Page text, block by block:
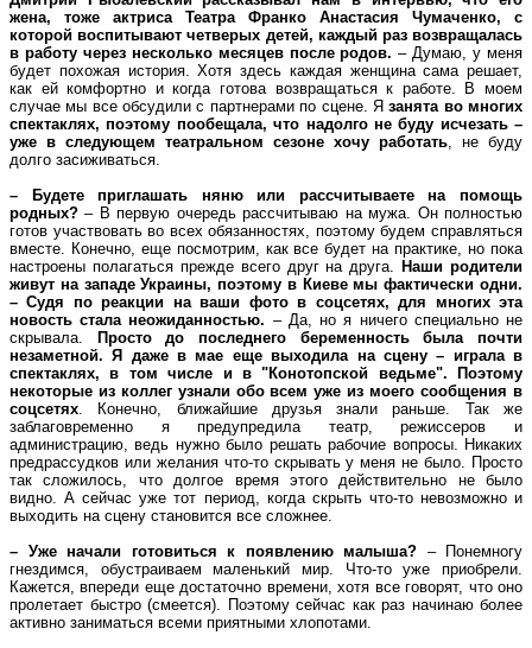
жена, тоже актриса Театра Франко Анастасия Чумаченко, с
которой воспитывают четверых детей, каждый раз возвращалась
в работу через несколько месяцев после родов.– Думаю, у меня
будет похожая история. Хотя здесь каждая женщина сама решает,
как ей комфортно и когда готова возвращаться к работе. В моем
случае мы все обсудили с партнерами по сцене. Язанята во многих
спектаклях, поэтому пообещала, что надолго не буду исчезать –
уже в следующем театральном сезоне хочу работать, не буду
долго засиживаться.
– Будете приглашать няню или рассчитываете на помощь
родных?– В первую очередь рассчитываю на мужа. Он полностью
готов участвовать во всех обязанностях, поэтому будем справляться
вместе. Конечно, еще посмотрим, как все будет на практике, но пока
настроены полагаться прежде всего друг на друга. Наши родители
живут на западе Украины, поэтому в Киеве мы фактически одни.
– Судя по реакции на ваши фото в соцсетях, для многих эта
новость стала неожиданностью. – Да, но я ничего специально не
скрывала.
Просто до последнего беременность была почти
незаметной. Я даже в мае еще выходила на сцену – играла в
спектаклях, в том числе и в "Конотопской ведьме". Поэтому
некоторые из коллег узнали обо всем уже из моего сообщения в
соцсетях. Конечно, ближайшие друзья знали раньше. Так же
заблаговременно я предупредила театр, режиссеров и
администрацию, ведь нужно было решать рабочие вопросы. Никаких
предрассудков или желания что-то скрывать у меня не было. Просто
так сложилось, что долгое время этого действительно не было
видно. А сейчас уже тот период, когда скрыть что-то невозможно и
выходить на сцену становится все сложнее.
– Уже начали готовиться к появлению малыша? – Понемногу
гнездимся, обустраиваем маленький мир. Что-то уже приобрели.
Кажется, впереди еще достаточно времени, хотя все говорят, что оно
пролетает быстро (смеется). Поэтому сейчас как раз начинаю более
активно заниматься всеми приятными хлопотами.